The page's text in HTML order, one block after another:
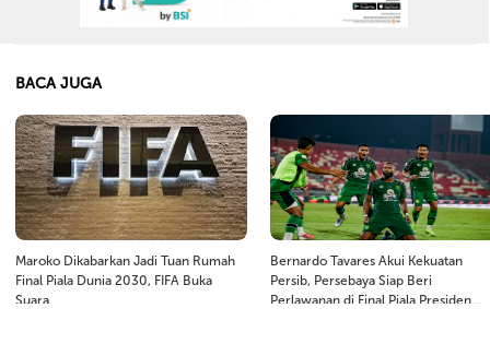
BACA JUGA
Maroko Dikabarkan Jadi Tuan Rumah
Final Piala Dunia 2030, FIFA Buka
Suara
Bernardo Tavares Akui Kekuatan
Persib, Persebaya Siap Beri
Perlawanan di Final Piala Presiden